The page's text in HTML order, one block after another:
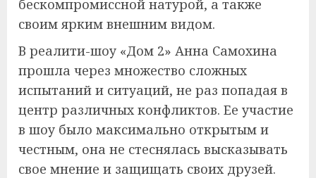
бескомпромиссной натурой, а также
своим ярким внешним видом.
В реалити-шоу «Дом 2» Анна Самохина
прошла через множество сложных
испытаний и ситуаций, не раз попадая в
центр различных конфликтов. Ее участие
в шоу было максимально открытым и
честным, она не стеснялась высказывать
свое мнение и защищать своих друзей.